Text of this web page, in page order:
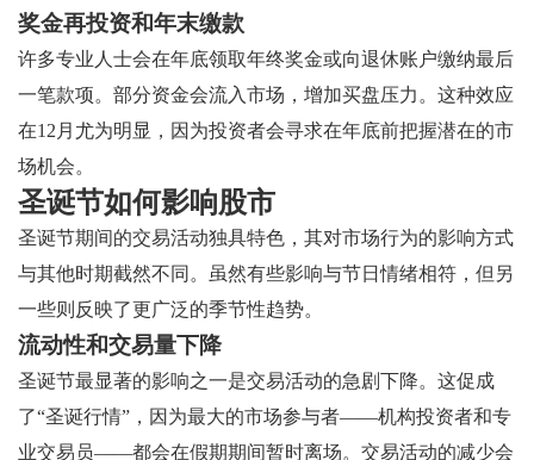
奖金再投资和年末缴款
许多专业人士会在年底领取年终奖金或向退休账户缴纳最后
一笔款项。部分资金会流入市场，增加买盘压力。这种效应
在12月尤为明显，因为投资者会寻求在年底前把握潜在的市
场机会。
圣诞节如何影响股市
圣诞节期间的交易活动独具特色，其对市场行为的影响方式
与其他时期截然不同。虽然有些影响与节日情绪相符，但另
一些则反映了更广泛的季节性趋势。
流动性和交易量下降
圣诞节最显著的影响之一是交易活动的急剧下降。这促成
了“圣诞行情”，因为最大的市场参与者——机构投资者和专
业交易员——都会在假期期间暂时离场。交易活动的减少会